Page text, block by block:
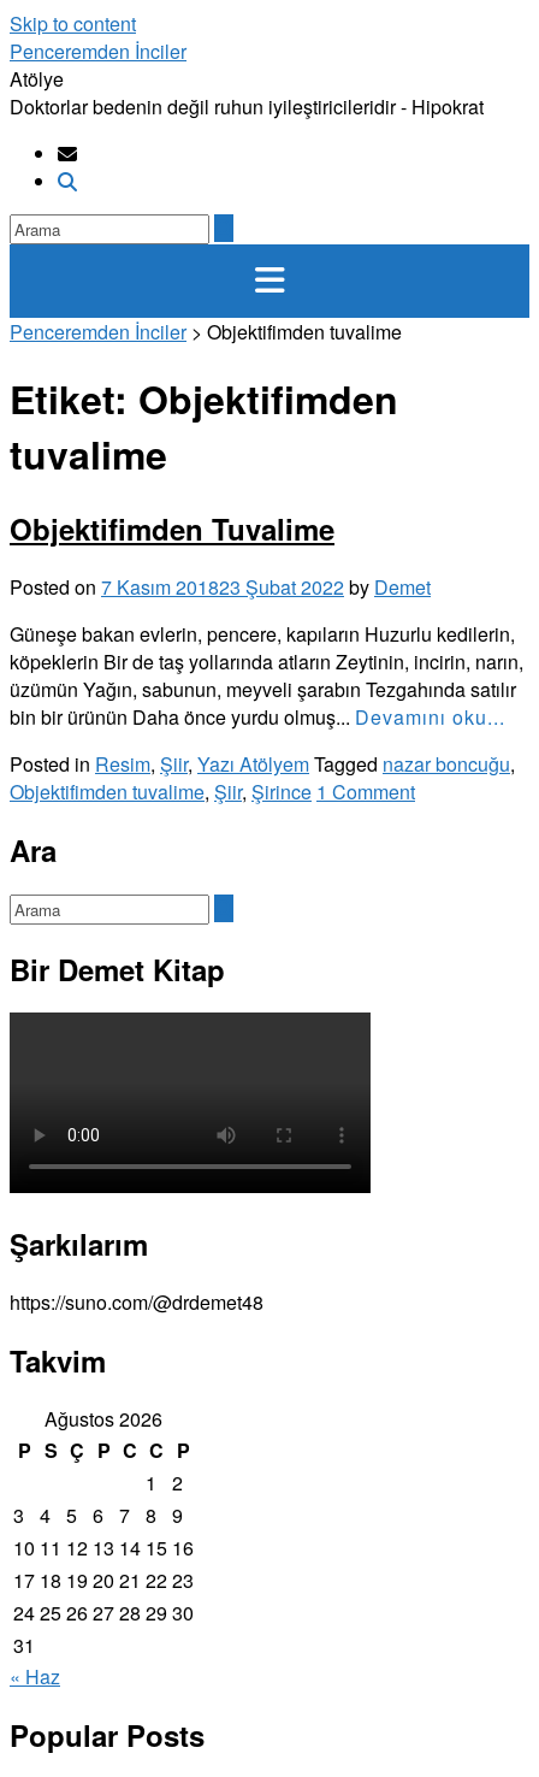
Skip to content
Penceremden İnciler
Atölye
Doktorlar bedenin değil ruhun iyileştiricileridir - Hipokrat
Penceremden İnciler> Objektifimden tuvalime
Etiket: Objektifimden
tuvalime
Objektifimden Tuvalime
Posted on 7 Kasım 201823 Şubat 2022by Demet
Güneşe bakan evlerin, pencere, kapıların Huzurlu kedilerin,
köpeklerin Bir de taş yollarında atların Zeytinin, incirin, narın,
üzümün Yağın, sabunun, meyveli şarabın Tezgahında satılır
bin bir ürünün Daha önce yurdu olmuş... Devamını oku...
Posted in Resim, Şiir, Yazı AtölyemTagged nazar boncuğu,
Objektifimden tuvalime, Şiir, Şirince 1 Comment
Ara
Bir Demet Kitap
Şarkılarım
https://suno.com/@drdemet48
Takvim
Ağustos 2026
P S Ç P C C P
1
2
3
4 5 6 7 8
9
10 11 12 13 14 15 16
17 18 1920 21 2223
2425262728 2930
31
« Haz
Popular Posts